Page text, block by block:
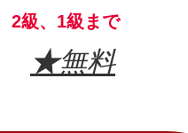
2級、1級まで
★無料